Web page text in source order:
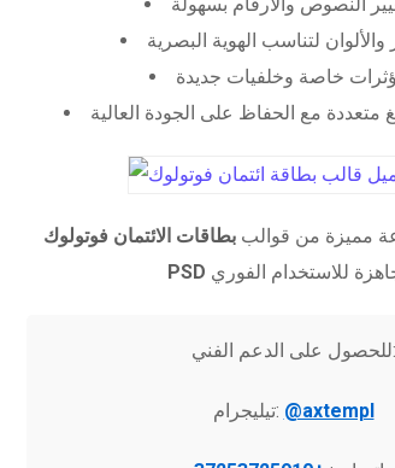
لتناسب الهوية البصرية
خاصة وخلفيات جديدة
متعددة مع الحفاظ على الجودة العالية
مميزة من قوالب بطاقات الائتمان فوتولوك
PSD
للحصول على الدعم الفني:
تيليجرام: @axtempl